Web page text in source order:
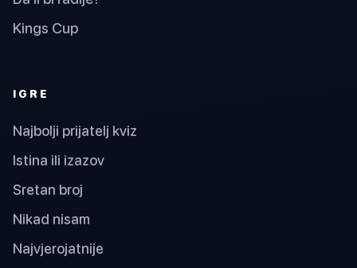
Kings Cup
IGRE
Najbolji prijatelj kviz
Istina ili izazov
Sretan broj
Nikad nisam
Najvjerojatnije